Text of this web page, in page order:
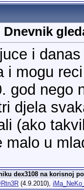
Dnevnik
i
i mogu
god nego
djela
(ako
malo u
dex3108 na korisnoj
(4.9.2010),